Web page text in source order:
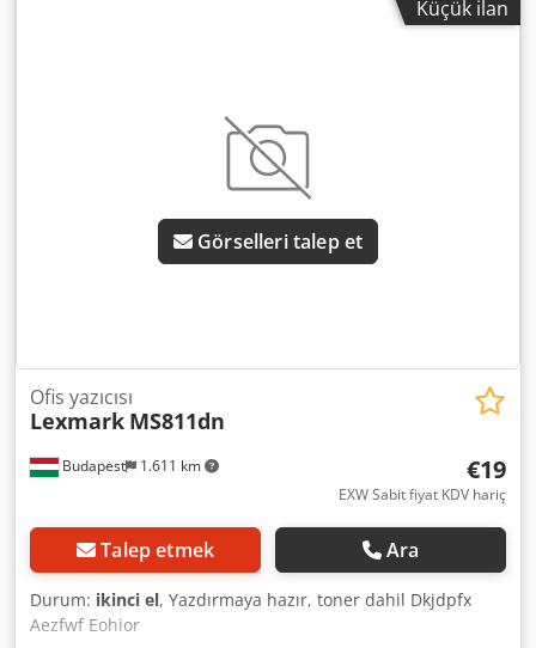
Küçük ilan
Görselleri talep et
Budapest 1.611 km
Ofis yazıcısı
Lexmark MS811dn
€19
EXW Sabit fiyat KDV hariç
Talep etmek Ara
Durum: ikinci el, Yazdırmaya hazır, toner dahil Dkjdpfx
Aezfwf Eohior